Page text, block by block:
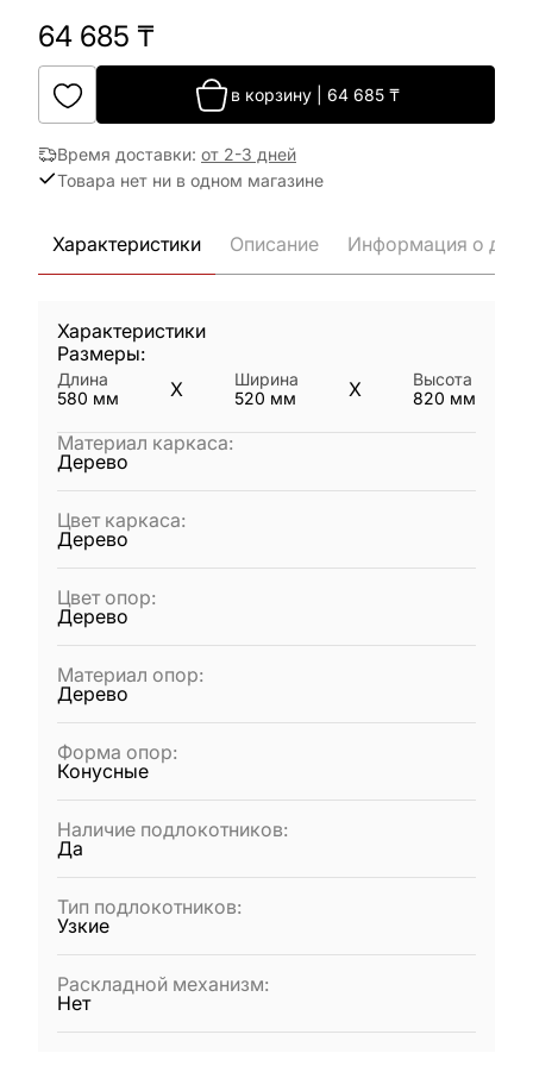
64 685 ₸
в корзину| 64 685₸
Время доставки: от 2-3 дней
Товара нет ни в одном магазине
Характеристики Описание Информация о
Характеристики
Размеры:
Длина
580 мм X
Ширина
520 мм X
Высота
820 мм
Материал каркаса:
Дерево
Цвет каркаса:
Дерево
Цвет опор:
Дерево
Материал опор:
Дерево
Форма опор:
Конусные
Наличие подлокотников:
Да
Тип подлокотников:
Узкие
Раскладной механизм:
Нет